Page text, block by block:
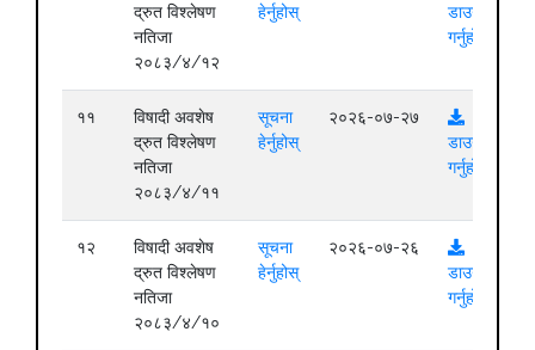
द्रुत विश्लेषण
नतिजा
२०८३/४/१२
हेर्नुहोस्
डाउनलोड
गर्नुहोस्
११
विषादी अवशेष
द्रुत विश्लेषण
नतिजा
२०८३/४/११
सूचना
हेर्नुहोस्
२०२६-०७-२७
डाउनलोड
गर्नुहोस्
१२
विषादी अवशेष
द्रुत विश्लेषण
नतिजा
२०८३/४/१०
सूचना
हेर्नुहोस्
२०२६-०७-२६
डाउनलोड
गर्नुहोस्